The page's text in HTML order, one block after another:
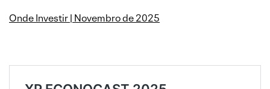
Onde Investir | Novembro de 2025